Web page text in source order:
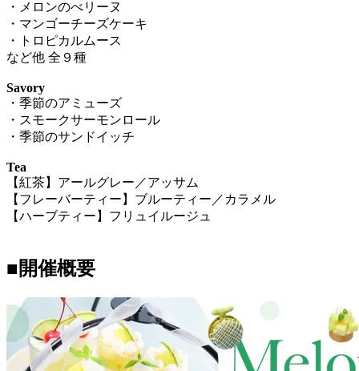
・メロンのべリーヌ
・マンゴーチーズケーキ
・トロピカルムース
など他 全９種
Savory
・季節のアミューズ
・スモークサーモンロール
・季節のサンドイッチ
Tea
【紅茶】アールグレー／アッサム
【フレーバーティー】ブルーティー／カラメル
【ハーブティー】フリュイルージュ
■ 開催概要